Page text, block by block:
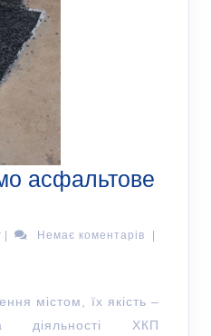
асфальтове
| Немає коментарів
|
містом, їх якість –
ХКП